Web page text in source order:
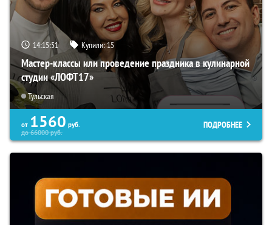
14:15:50 Купили:15
Мастер-классы или проведение праздника в кулинарной
студии «ЛОФТ17»
Тульская
от 1560 руб.
до66000руб.
ПОДРОБНЕЕ